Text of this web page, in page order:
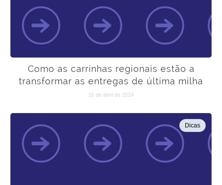
Como as carrinhas regionais estão a
transformar as entregas de última milha
16 de abril de 2024
Dicas